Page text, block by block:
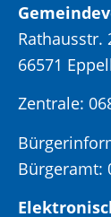
Rathausstr.
66571
Zentrale:
Bürgeramt: